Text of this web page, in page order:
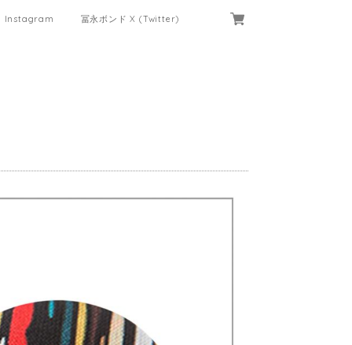
Instagram 冨永ボンド X (Twitter)